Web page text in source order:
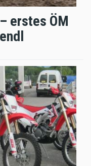
erstes ÖM